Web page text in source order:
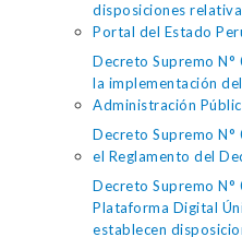
disposiciones
Portal del Estado
Decreto Supremo
la implementación
Administración
Decreto Supremo
el Reglamento del
Decreto Supremo
Plataforma Digital
establecen